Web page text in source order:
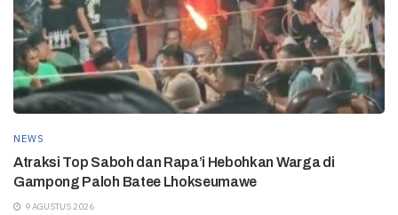
NEWS
Atraksi Top Saboh dan Rapa’i Hebohkan Warga di
Gampong Paloh Batee Lhokseumawe
9 AGUSTUS 2026